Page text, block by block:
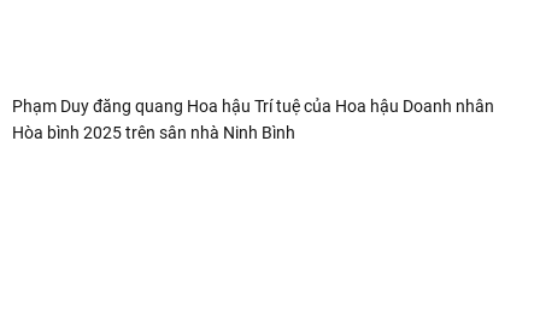
Phạm Duy đăng quang Hoa hậu Trí tuệ của Hoa hậu Doanh nhân
Hòa bình 2025 trên sân nhà Ninh Bình